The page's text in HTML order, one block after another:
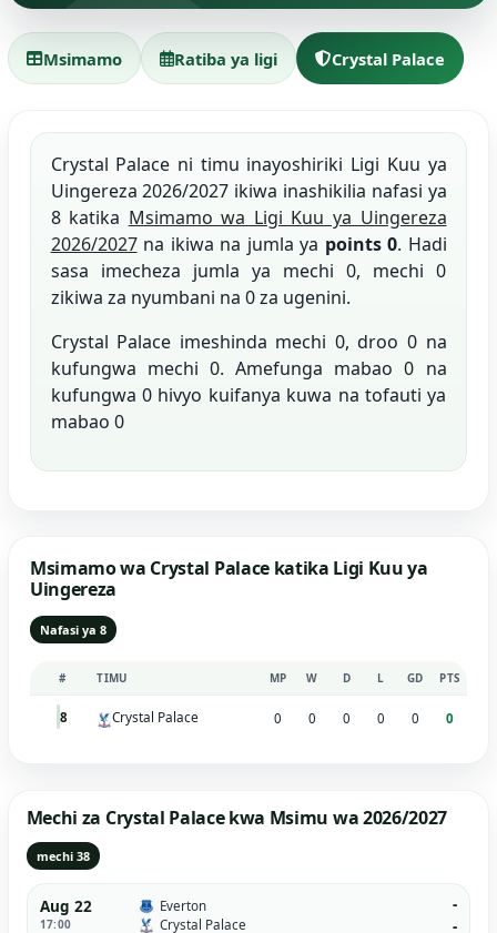
Msimamo Ratiba ya ligi Crystal Palace
Crystal Palace ni timu inayoshiriki Ligi Kuu ya
Uingereza 2026/2027 ikiwa inashikilia nafasi ya
8 katika Msimamo wa Ligi Kuu ya Uingereza
2026/2027na ikiwa na jumla ya points 0. Hadi
sasa imecheza jumla ya mechi 0, mechi 0
zikiwa za nyumbani na 0 za ugenini.
Crystal Palace imeshinda mechi 0, droo 0 na
kufungwa mechi 0. Amefunga mabao 0 na
kufungwa 0 hivyo kuifanya kuwa na tofauti ya
mabao 0
Msimamo wa Crystal Palace katika Ligi Kuu ya
Uingereza
Nafasi ya 8
# TIMU MP W D L GD PTS
8 Crystal Palace 0 0 0 0 0 0
Mechi za Crystal Palace kwa Msimu wa 2026/2027
mechi 38
Aug 22
17:00
Everton
Crystal Palace
-
-